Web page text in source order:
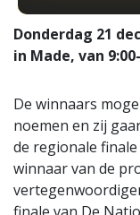
Donderdag 21
in Made, van
De winnaars
noemen en zij
de regionale
winnaar van de